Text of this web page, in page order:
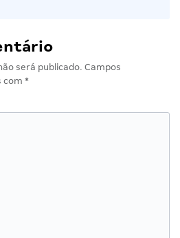
será publicado. Campos
com *